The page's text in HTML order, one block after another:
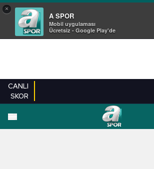
×
A SPOR
Mobil uygulaması
Ücretsiz - Google Play'de
CANLI
SKOR